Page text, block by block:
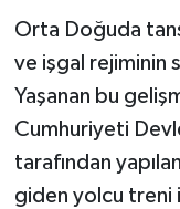
Orta Doğuda
ve işgal rejiminin
Yaşanan bu
Cumhuriyeti
tarafından
giden yolcu treni
ÖZEL HABER
POLİTİKA
SAĞLIK
SİYASET